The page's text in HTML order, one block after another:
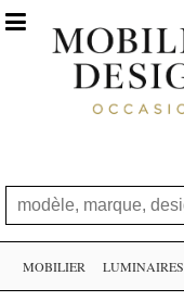

MOBILIER LUMINAIRES